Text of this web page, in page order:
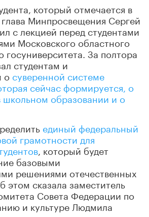
который отмечается в
Минпросвещения Сергей
с лекцией перед студентами
Московского областного
госуниверситета. За полтора
студентам и
о суверенной системе
сейчас формируется, о
школьном образовании и о
единый федеральный
грамотности для
, который будет
базовыми
решениями отечественных
этом сказала заместитель
Совета Федерации по
и культуре Людмила